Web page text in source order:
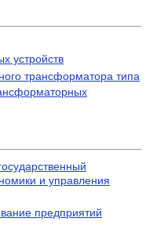
устройств
трансформатора типа
и управления
предприятий